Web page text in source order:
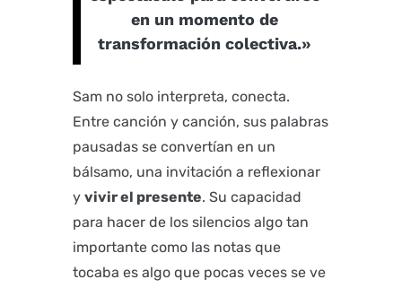
en un momento de
transformación colectiva.»
Sam no solo interpreta, conecta.
Entre canción y canción, sus palabras
pausadas se convertían en un
bálsamo, una invitación a reflexionar
y vivir el presente. Su capacidad
para hacer de los silencios algo tan
importante como las notas que
tocaba es algo que pocas veces se ve